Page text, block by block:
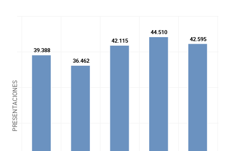
PRESENTACIONES
39.388
39.388
36.462
36.462
42.115
42.115
44.510
44.510
42.595
42.595